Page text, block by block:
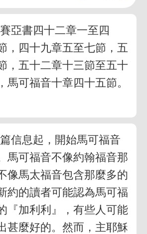
亞書四十二章一至四
，四十九章五至七節，五
，五十二章十三節至五十
馬可福音十章四十五節。
信息起，開始馬可福音
馬可福音不像約翰福音那
像馬太福音包含那麼多的
約的讀者可能認為馬可福
『加利利』，有些人可能
甚麼好的。然而，主耶穌